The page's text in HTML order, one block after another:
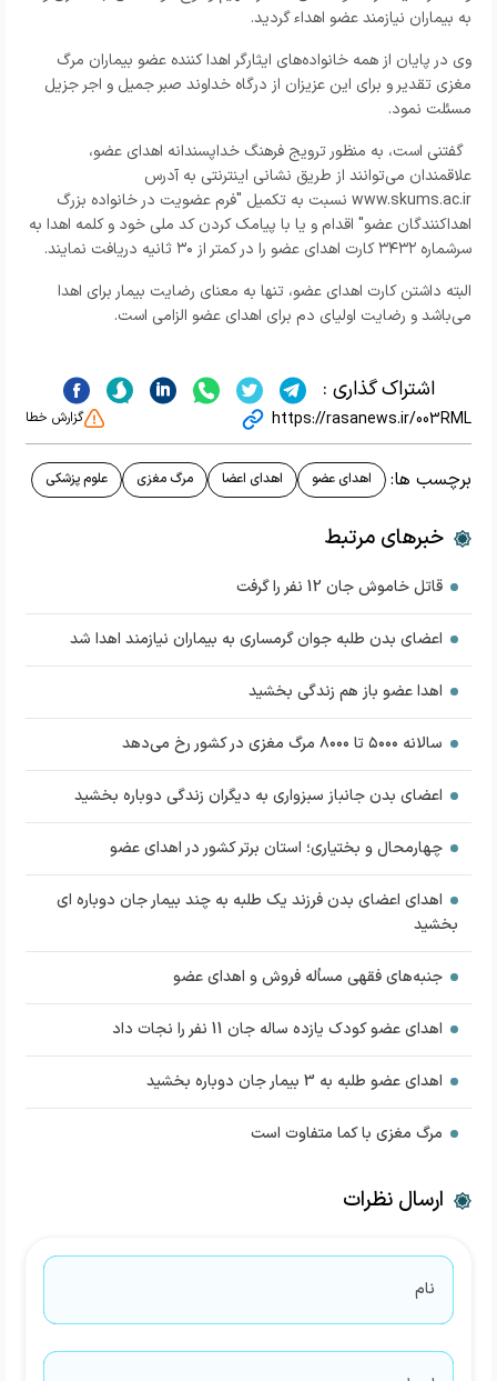
به بیماران نیازمند عضو اهداء گردید.
وی در پایان از همه خانواده‌های ایثارگر اهدا کننده عضو بیماران مرگ
مغزی تقدیر و برای این عزیزان از درگاه خداوند صبر جمیل و اجر جزیل
مسئلت نمود.
گفتنی است، به منظور ترویج فرهنگ خداپسندانه اهدای عضو،
علاقمندان می‌توانند از طریق نشانی اینترنتی به آدرس
www.skums.ac.ir نسبت به تکمیل "فرم عضویت در خانواده بزرگ
اهداکنندگان عضو" اقدام و یا با پیامک کردن کد ملی خود و کلمه اهدا به
سرشماره ۳۴۳۲ کارت اهدای عضو را در کمتر از ۳۰ ثانیه دریافت نمایند.
البته داشتن کارت اهدای عضو، تنها به معنای رضایت بیمار برای اهدا
می‌باشد و رضایت اولیای دم برای اهدای عضو الزامی است.
اشتراک گذاری :
https://rasanews.ir/003RML گزارش خطا
برچسب ها: اهدای عضو اهدای اعضا مرگ مغزی علوم پزشکی
خبرهای مرتبط
قاتل خاموش جان 12 نفر را گرفت
اعضای بدن طلبه جوان گرمساری به بیماران نیازمند اهدا شد
اهدا عضو باز هم زندگی بخشید
سالانه ۵۰۰۰ تا ۸۰۰۰ مرگ مغزی در کشور رخ می‌دهد
اعضای بدن جانباز سبزواری به دیگران زندگی دوباره بخشید
چهارمحال و بختیاری؛ استان برتر کشور در اهدای عضو
اهدای اعضای بدن فرزند یک طلبه به چند بیمار جان دوباره ای
بخشید
جنبه‌های فقهی مسأله فروش و اهدای عضو
اهدای عضو کودک یازده ساله جان 11 نفر را نجات داد
اهدای عضو طلبه به 3 بیمار جان دوباره بخشید
مرگ مغزی با کما متفاوت است
ارسال نظرات